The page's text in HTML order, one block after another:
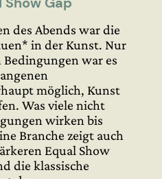
des Abends war die
in der Kunst. Nur
war es
möglich, Kunst
Was viele nicht
wirken bis
Branche zeigt auch
Equal Show
die klassische